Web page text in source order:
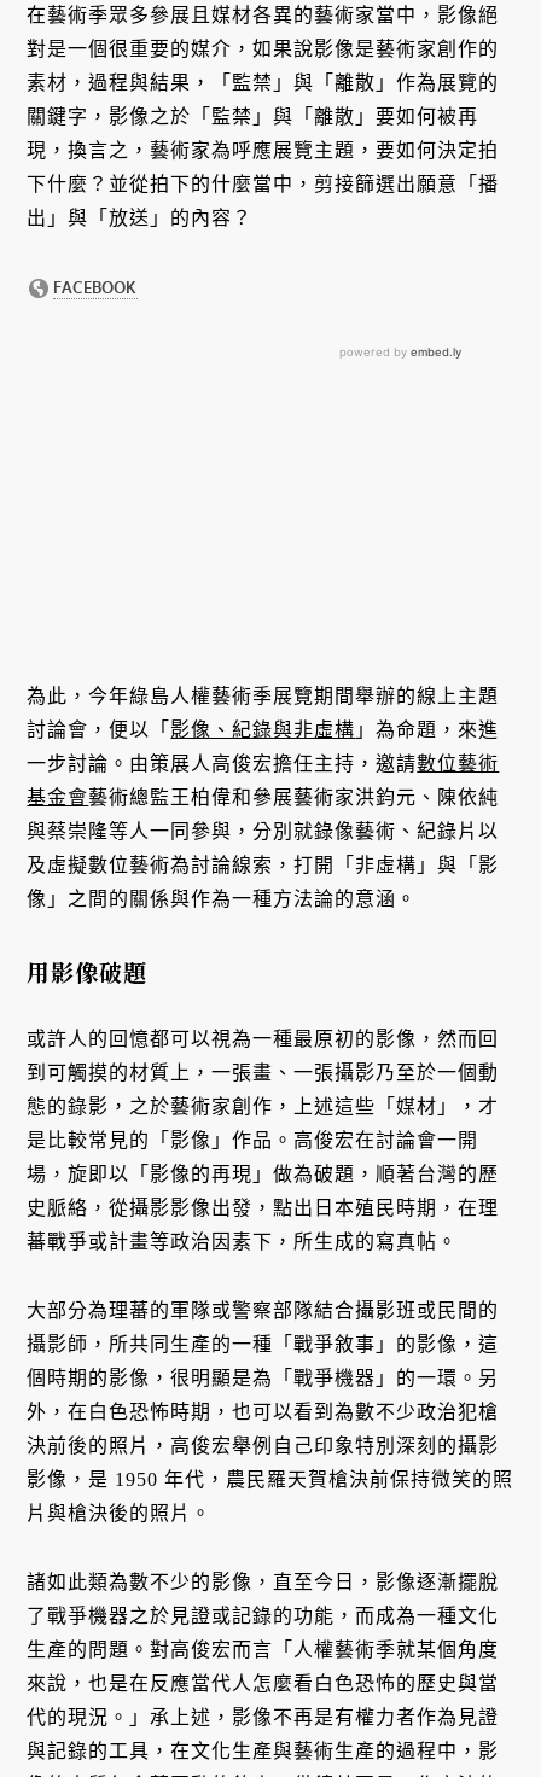
在藝術季眾多參展且媒材各異的藝術家當中，影像絕
對是一個很重要的媒介，如果說影像是藝術家創作的
素材，過程與結果，「監禁」與「離散」作為展覽的
關鍵字，影像之於「監禁」與「離散」要如何被再
現，換言之，藝術家為呼應展覽主題，要如何決定拍
下什麼？並從拍下的什麼當中，剪接篩選出願意「播
出」與「放送」的內容？
為此，今年綠島人權藝術季展覽期間舉辦的線上主題
討論會，便以「 影像、紀錄與非虛構 」為命題，來進
一步討論。由策展人高俊宏擔任主持，邀請數位藝術
基金會藝術總監王柏偉和參展藝術家洪鈞元、陳依純
與蔡崇隆等人一同參與，分別就錄像藝術、紀錄片以
及虛擬數位藝術為討論線索，打開「非虛構」與「影
像」之間的關係與作為一種方法論的意涵。
用影像破題
或許人的回憶都可以視為一種最原初的影像，然而回
到可觸摸的材質上，一張畫、一張攝影乃至於一個動
態的錄影，之於藝術家創作，上述這些「媒材」，才
是比較常見的「影像」作品。高俊宏在討論會一開
場，旋即以「影像的再現」做為破題，順著台灣的歷
史脈絡，從攝影影像出發，點出日本殖民時期，在理
蕃戰爭或計畫等政治因素下，所生成的寫真帖。
大部分為理蕃的軍隊或警察部隊結合攝影班或民間的
攝影師，所共同生產的一種「戰爭敘事」的影像，這
個時期的影像，很明顯是為「戰爭機器」的一環。另
外，在白色恐怖時期，也可以看到為數不少政治犯槍
決前後的照片，高俊宏舉例自己印象特別深刻的攝影
影像，是 1950 年代，農民羅天賀槍決前保持微笑的照
片與槍決後的照片。
諸如此類為數不少的影像，直至今日，影像逐漸擺脫
了戰爭機器之於見證或記錄的功能，而成為一種文化
生產的問題。對高俊宏而言「人權藝術季就某個角度
來說，也是在反應當代人怎麼看白色恐怖的歷史與當
代的現況。」承上述，影像不再是有權力者作為見證
與記錄的工具，在文化生產與藝術生產的過程中，影